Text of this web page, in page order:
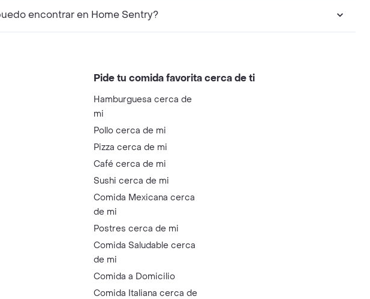
encontrar en Home Sentry?
Pide tu comida favorita cerca de ti
Hamburguesa cerca de
mi
Pollo cerca de mi
Pizza cerca de mi
Café cerca de mi
Sushi cerca de mi
Comida Mexicana cerca
de mi
Postres cerca de mi
Comida Saludable cerca
de mi
Comida a Domicilio
Comida Italiana cerca de